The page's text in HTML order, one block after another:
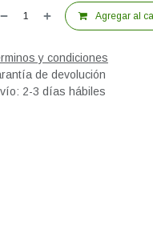
Agregar al
y condiciones
de devolución
2-3 días hábiles